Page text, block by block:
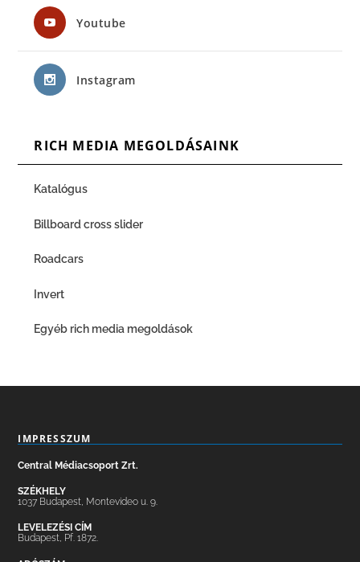
Youtube
Instagram
RICH MEDIA MEGOLDÁSAINK
Katalógus
Billboard cross slider
Roadcars
Invert
Egyéb rich media megoldások
IMPRESSZUM
Central Médiacsoport Zrt.
SZÉKHELY
1037 Budapest, Montevideo u. 9.
LEVELEZÉSI CÍM
Budapest, Pf. 1872.